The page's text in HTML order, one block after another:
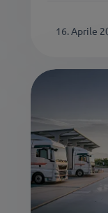
16. Aprile